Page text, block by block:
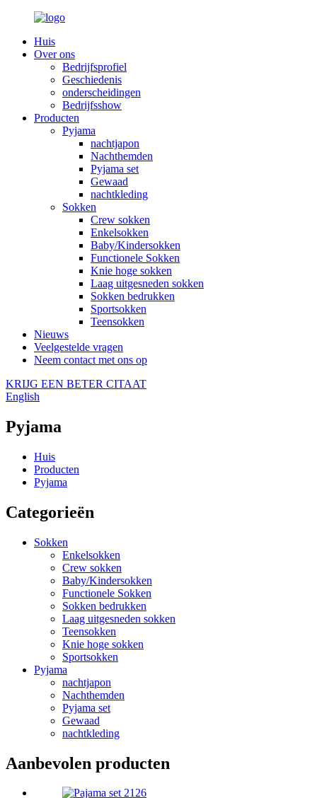
Huis
Over ons
Bedrijfsprofiel
Geschiedenis
onderscheidingen
Bedrijfsshow
Producten
Pyjama
nachtjapon
Nachthemden
Pyjama set
Gewaad
nachtkleding
Sokken
Crew sokken
Enkelsokken
Baby/Kindersokken
Functionele Sokken
Knie hoge sokken
Laag uitgesneden sokken
Sokken bedrukken
Sportsokken
Teensokken
Nieuws
Veelgestelde vragen
Neem contact met ons op
KRIJG EEN BETER CITAAT
English
Pyjama
Huis
Producten
Pyjama
Categorieën
Sokken
Enkelsokken
Crew sokken
Baby/Kindersokken
Functionele Sokken
Sokken bedrukken
Laag uitgesneden sokken
Teensokken
Knie hoge sokken
Sportsokken
Pyjama
nachtjapon
Nachthemden
Pyjama set
Gewaad
nachtkleding
Aanbevolen producten